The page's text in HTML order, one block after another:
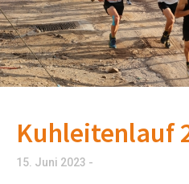
Kuhleitenlauf
15. Juni 2023